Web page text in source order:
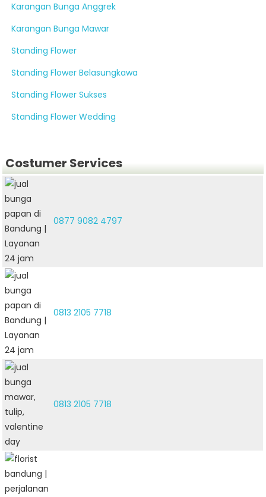
Karangan Bunga Anggrek
Karangan Bunga Mawar
Standing Flower
Standing Flower Belasungkawa
Standing Flower Sukses
Standing Flower Wedding
Costumer Services
0877 9082 4797
0813 2105 7718
0813 2105 7718